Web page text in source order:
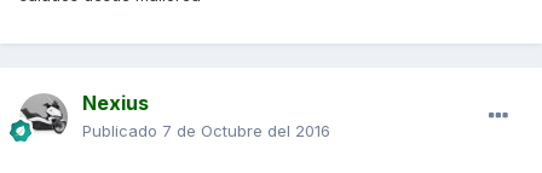
Nexius
Publicado 7 de Octubre del 2016